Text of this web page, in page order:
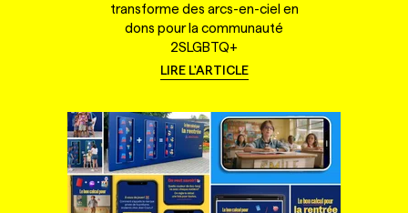
transforme des arcs-en-ciel en
dons pour la communauté
2SLGBTQ+
LIRE L'ARTICLE